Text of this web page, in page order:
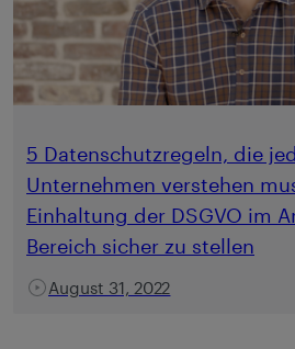
5 Datenschutzregeln, die
Unternehmen verstehen
Einhaltung der DSGVO im
Bereich sicher zu stellen
August 31, 2022